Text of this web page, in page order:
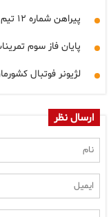
پیراهن شماره ١٢ تیم ملی فوتبال به مسعود پزشکیان رسید
پایان فاز سوم
لژیونر فوتبال کشورمان، جام
ارسال نظر